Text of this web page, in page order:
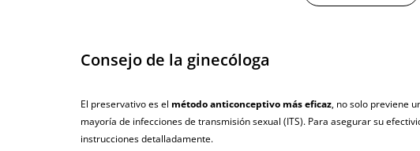
Producto original
¿Cuándo lo recibo?
Consejo de la ginecóloga
El preservativo es el método anticonceptivo más eficaz, no solo previene
mayoría de infecciones de transmisión sexual (ITS). Para asegurar su
instrucciones detalladamente.